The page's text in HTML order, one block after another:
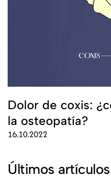
Dolor de coxis:
la osteopatía?
16.10.2022
Últimos artículos